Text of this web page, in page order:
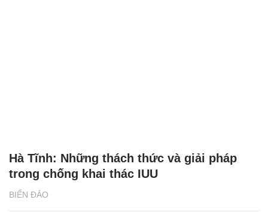
BIỂN ĐẢO
Hà Tĩnh: Những thách thức và giải pháp
trong chống khai thác IUU